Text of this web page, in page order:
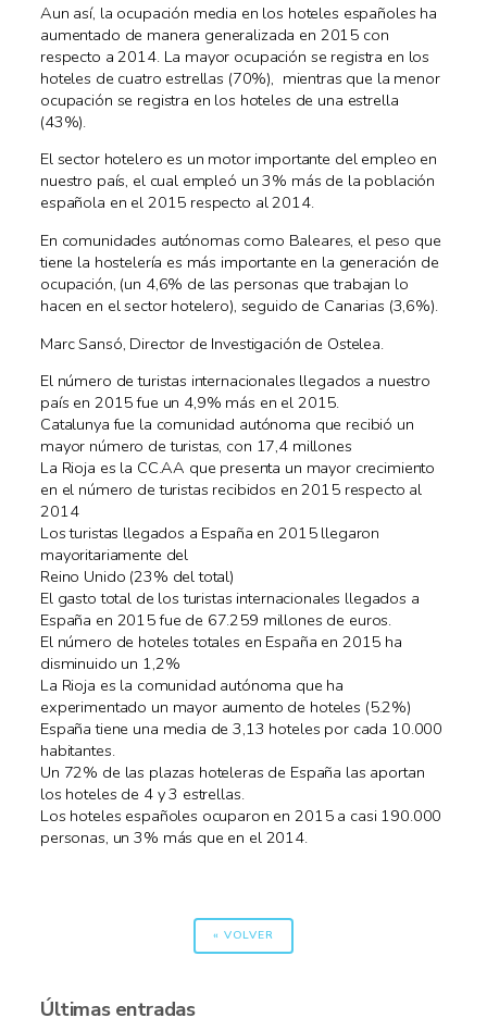
Aun así, la ocupación media en los hoteles españoles ha
aumentado de manera generalizada en 2015 con
respecto a 2014. La mayor ocupación se registra en los
hoteles de cuatro estrellas (70%), mientras que la menor
ocupación se registra en los hoteles de una estrella
(43%).
El sector hotelero es un motor importante del empleo en
nuestro país, el cual empleó un 3% más de la población
española en el 2015 respecto al 2014.
En comunidades autónomas como Baleares, el peso que
tiene la hostelería es más importante en la generación de
ocupación, (un 4,6% de las personas que trabajan lo
hacen en el sector hotelero), seguido de Canarias (3,6%).
Marc Sansó, Director de Investigación de Ostelea.
El número de turistas internacionales llegados a nuestro
país en 2015 fue un 4,9% más en el 2015.
Catalunya fue la comunidad autónoma que recibió un
mayor número de turistas, con 17,4 millones
La Rioja es la CC.AA que presenta un mayor crecimiento
en el número de turistas recibidos en 2015 respecto al
2014
Los turistas llegados a España en 2015 llegaron
mayoritariamente del
Reino Unido (23% del total)
El gasto total de los turistas internacionales llegados a
España en 2015 fue de 67.259 millones de euros.
El número de hoteles totales en España en 2015 ha
disminuido un 1,2%
La Rioja es la comunidad autónoma que ha
experimentado un mayor aumento de hoteles (5.2%)
España tiene una media de 3,13 hoteles por cada 10.000
habitantes.
Un 72% de las plazas hoteleras de España las aportan
los hoteles de 4 y 3 estrellas.
Los hoteles españoles ocuparon en 2015 a casi 190.000
personas, un 3% más que en el 2014.
« VOLVER
Últimas entradas